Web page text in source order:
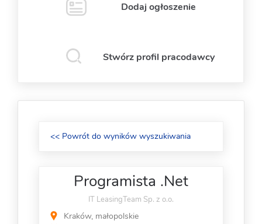
Dodaj ogłoszenie
Stwórz profil pracodawcy
<< Powrót do wyników wyszukiwania
Programista .Net
IT LeasingTeam Sp. z o.o.
Kraków, małopolskie